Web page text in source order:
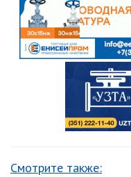
Смотрите также: